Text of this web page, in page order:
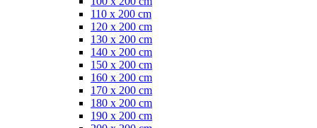
110 x 200 cm
120 x 200 cm
130 x 200 cm
140 x 200 cm
150 x 200 cm
160 x 200 cm
170 x 200 cm
180 x 200 cm
190 x 200 cm